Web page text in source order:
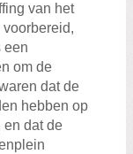
van het
een
om de
dat de
hebben op
en dat de